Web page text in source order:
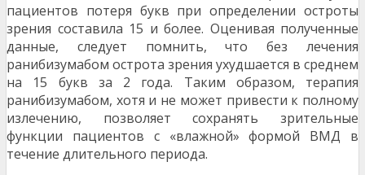
пациентов потеря букв при определении остроты
зрения составила 15 и более. Оценивая полученные
данные, следует помнить, что без лечения
ранибизумабом острота зрения ухудшается в среднем
на 15 букв за 2 года. Таким образом, терапия
ранибизумабом, хотя и не может привести к полному
излечению, позволяет сохранять зрительные
функции пациентов с «влажной» формой ВМД в
течение длительного периода.